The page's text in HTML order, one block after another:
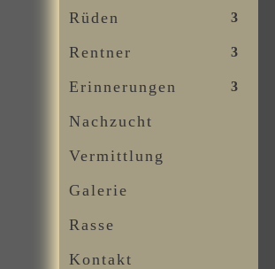
Rüden
Rentner
Erinnerungen
Nachzucht
Vermittlung
Galerie
Rasse
Kontakt